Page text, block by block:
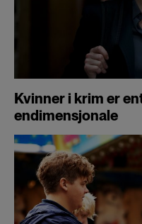
Kvinner i krim er
endimensjonale